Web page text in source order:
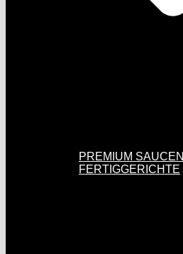
PREMIUM SAUCEN
FERTIGGERICHTE